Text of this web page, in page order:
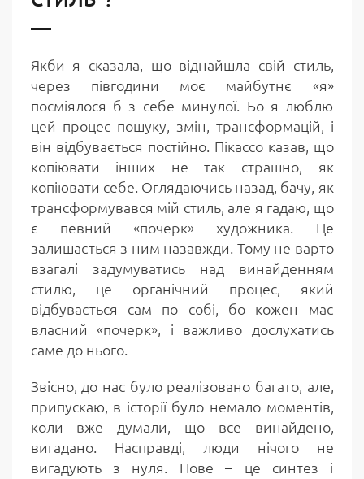
Якби я сказала, що віднайшла свій стиль,
через півгодини моє майбутнє «я»
посміялося б з себе минулої. Бо я люблю
цей процес пошуку, змін, трансформацій, і
він відбувається постійно. Пікассо казав, що
копіювати інших не так страшно, як
копіювати себе. Оглядаючись назад, бачу, як
трансформувався мій стиль, але я гадаю, що
є певний «почерк» художника. Це
залишається з ним назавжди. Тому не варто
взагалі задумуватись над винайденням
стилю, це органічний процес, який
відбувається сам по собі, бо кожен має
власний «почерк», і важливо дослухатись
саме до нього.
Звісно, до нас було реалізовано багато, але,
припускаю, в історії було немало моментів,
коли вже думали, що все винайдено,
вигадано. Насправді, люди нічого не
вигадують з нуля. Нове – це синтез і